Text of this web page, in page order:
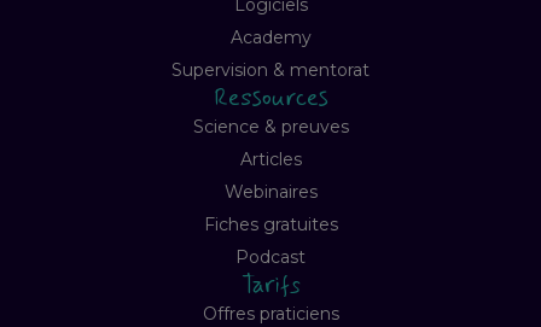
Logiciels
Academy
Supervision & mentorat
Ressources
Science & preuves
Articles
Webinaires
Fiches gratuites
Podcast
Tarifs
Offres praticiens